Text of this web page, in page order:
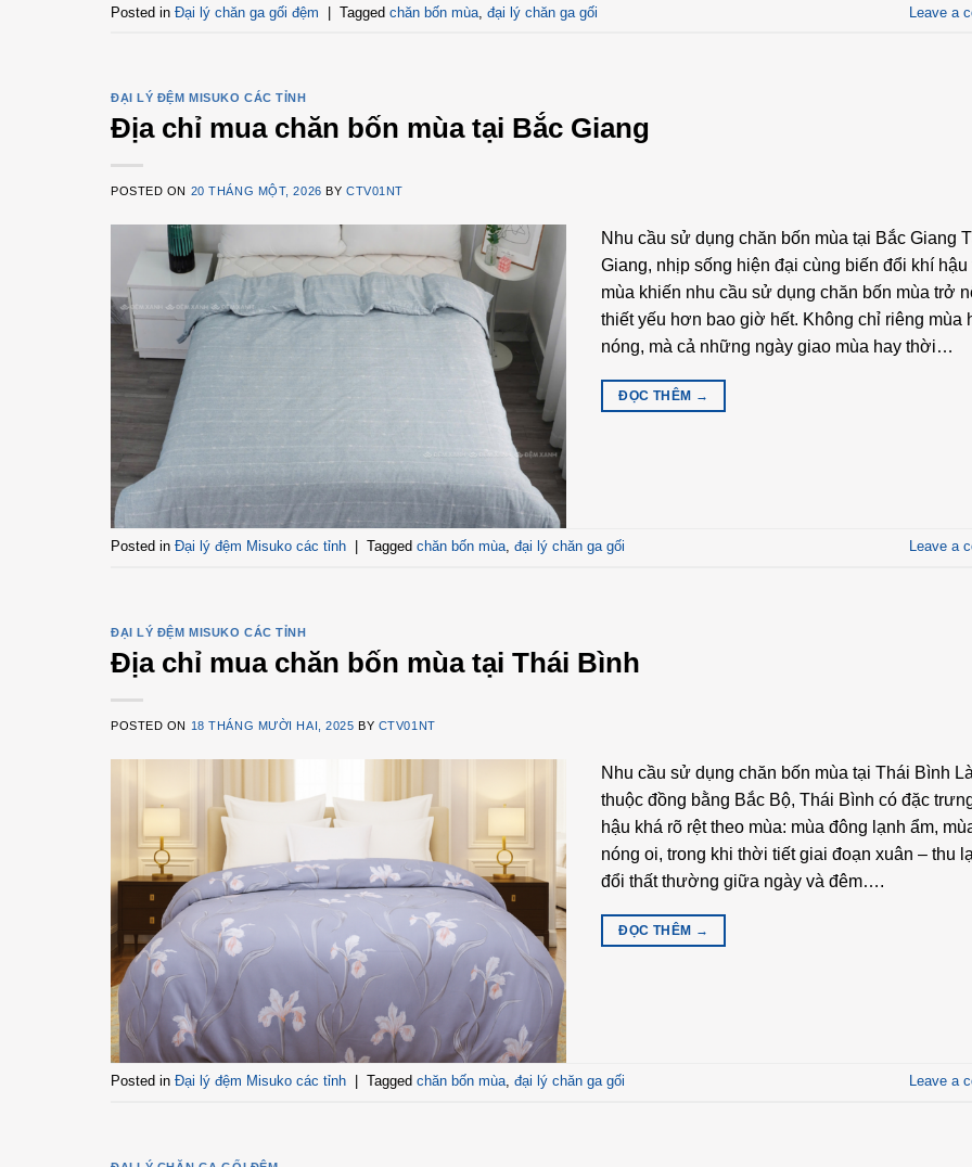
Posted in Đại lý chăn ga gối đệm | Tagged chăn bốn mùa đại lý chăn ga gối Leave a
ĐẠI LÝ ĐỆM MISUKO CÁC TỈNH
Địa chỉ mua chăn bốn mùa tại Bắc Giang
POSTED ON 20 THÁNG MỘT, 2026 BY CTV01NT
Nhu cầu sử dụng chăn bốn mùa tại Bắc Giang
Giang, nhịp sống hiện đại cùng biến đổi khí hậu
mùa khiến nhu cầu sử dụng chăn bốn mùa trở
thiết yếu hơn bao giờ hết. Không chỉ riêng mùa
nóng, mà cả những ngày giao mùa hay thời…
ĐỌC THÊM →
Posted in Đại lý đệm Misuko các tỉnh Tagged chăn bốn mùa, đại lý chăn ga gối Leave a
ĐẠI LÝ ĐỆM MISUKO CÁC TỈNH
Địa chỉ mua chăn bốn mùa tại Thái Bình
POSTED ON 18 THÁNG MƯỜI HAI, 2025 BY CTV01NT
Nhu cầu sử dụng chăn bốn mùa tại Thái Bình
thuộc đồng bằng Bắc Bộ, Thái Bình có đặc
hậu khá rõ rệt theo mùa: mùa đông lạnh ẩm,
nóng oi, trong khi thời tiết giai đoạn xuân – thu
đổi thất thường giữa ngày và đêm….
ĐỌC THÊM →
Posted in Đại lý đệm Misuko các tỉnh Tagged chăn bốn mùa đại lý chăn ga gối Leave a